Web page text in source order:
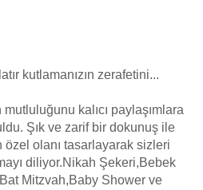
kutlamanızın zerafetini...
kalıcı paylaşımlara
Şık ve zarif bir dokunuş ile
özel olanı tasarlayarak sizleri
diliyor.Nikah Şekeri,Bebek
Mitzvah,Baby Shower ve